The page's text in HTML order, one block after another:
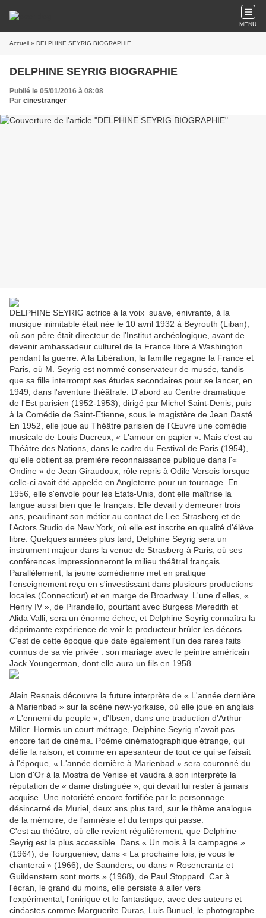
MENU
Accueil » DELPHINE SEYRIG BIOGRAPHIE
DELPHINE SEYRIG BIOGRAPHIE
Publié le 05/01/2016 à 08:08
Par cinestranger
DELPHINE SEYRIG actrice à la voix suave, enivrante, à la
musique inimitable était née le 10 avril 1932 à Beyrouth (Liban),
où son père était directeur de l'Institut archéologique, avant de
devenir ambassadeur culturel de la France libre à Washington
pendant la guerre. A la Libération, la famille regagne la France et
Paris, où M. Seyrig est nommé conservateur de musée, tandis
que sa fille interrompt ses études secondaires pour se lancer, en
1949, dans l'aventure théâtrale. D'abord au Centre dramatique
de l'Est parisien (1952-1953), dirigé par Michel Saint-Denis, puis
à la Comédie de Saint-Etienne, sous le magistère de Jean Dasté.
En 1952, elle joue au Théâtre parisien de l'Œuvre une comédie
musicale de Louis Ducreux, « L'amour en papier ». Mais c'est au
Théâtre des Nations, dans le cadre du Festival de Paris (1954),
qu'elle obtient sa première reconnaissance publique dans l'«
Ondine » de Jean Giraudoux, rôle repris à Odile Versois lorsque
celle-ci avait été appelée en Angleterre pour un tournage. En
1956, elle s'envole pour les Etats-Unis, dont elle maîtrise la
langue aussi bien que le français. Elle devait y demeurer trois
ans, peaufinant son métier au contact de Lee Strasberg et de
l'Actors Studio de New York, où elle est inscrite en qualité d'élève
libre. Quelques années plus tard, Delphine Seyrig sera un
instrument majeur dans la venue de Strasberg à Paris, où ses
conférences impressionneront le milieu théâtral français.
Parallèlement, la jeune comédienne met en pratique
l'enseignement reçu en s'investissant dans plusieurs productions
locales (Connecticut) et en marge de Broadway. L'une d'elles, «
Henry IV », de Pirandello, pourtant avec Burgess Meredith et
Alida Valli, sera un énorme échec, et Delphine Seyrig connaîtra la
déprimante expérience de voir le producteur brûler les décors.
C'est de cette époque que date également l'un des rares faits
connus de sa vie privée : son mariage avec le peintre américain
Jack Youngerman, dont elle aura un fils en 1958.
Alain Resnais découvre la future interprète de « L'année dernière
à Marienbad » sur la scène new-yorkaise, où elle joue en anglais
« L'ennemi du peuple », d'Ibsen, dans une traduction d'Arthur
Miller. Hormis un court métrage, Delphine Seyrig n'avait pas
encore fait de cinéma. Poème cinématographique étrange, qui
défie la raison, et comme en apesanteur de tout ce qui se faisait
à l'époque, « L'année dernière à Marienbad » sera couronné du
Lion d'Or à la Mostra de Venise et vaudra à son interprète la
réputation de « dame distinguée », qui devait lui rester à jamais
acquise. Une notoriété encore fortifiée par le personnage
désincarné de Muriel, deux ans plus tard, sur le thème analogue
de la mémoire, de l'amnésie et du temps qui passe.
C'est au théâtre, où elle revient régulièrement, que Delphine
Seyrig est la plus accessible. Dans « Un mois à la campagne »
(1964), de Tourgueniev, dans « La prochaine fois, je vous le
chanterai » (1966), de Saunders, ou dans « Rosencrantz et
Guildenstern sont morts » (1968), de Paul Stoppard. Car à
l'écran, le grand du moins, elle persiste à aller vers
l'expérimental, l'onirique et le fantastique, avec des auteurs et
cinéastes comme Marguerite Duras, Luis Bunuel, le photographe